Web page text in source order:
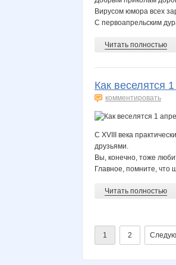
Вирусом юмора всех
С первоапрельским
Читать полностью
Как веселятся
комментировать
С XVIII века
друзьями.
Вы, конечно, тоже
Главное, помните,
Читать полностью
1 2